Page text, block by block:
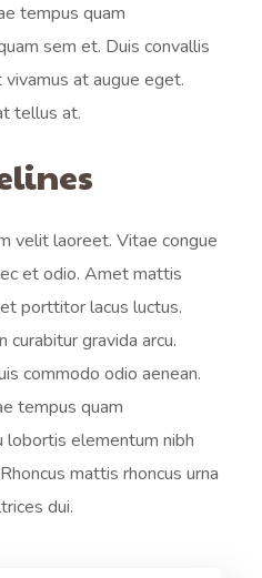
tempus quam
sem et. Duis convallis
at augue eget.
tellus at.
velit laoreet. Vitae congue
et odio. Amet mattis
porttitor lacus luctus.
gravida arcu.
commodo odio aenean.
tempus quam
lobortis elementum nibh
mattis rhoncus urna
dui.